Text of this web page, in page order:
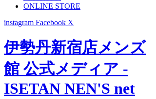
ONLINE STORE
instagram Facebook X
伊勢丹新宿店メンズ
館 公式メディア -
ISETAN NEN'S net